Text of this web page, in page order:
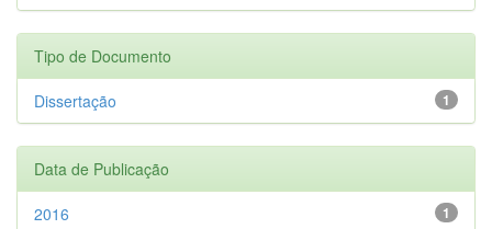
Tipo de Documento
1
Dissertação
Data de Publicação
1
2016